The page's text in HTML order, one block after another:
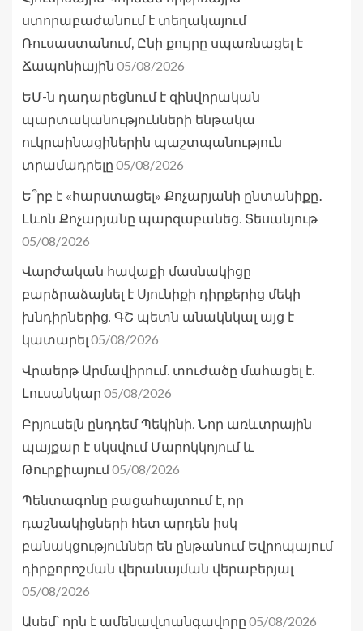
ստորաբաժանում է տեղակայում
Ռուսաստանում, Ընի քույրը սպառնացել է
Ճապոնիային 05/08/2026
ԵՄ-ն դադարեցնում է զինվորական
պարտականությունների ենթակա
ուկրաինացիներին պաշտպանություն
տրամադրելը 05/08/2026
Ե՞րբ է «հարստացել» Քոչարյանի ընտանիքը․
Լևոն Քոչարյանը պարզաբանեց. Տեսանյութ
05/08/2026
Վարժական հավաքի մասնակիցը
բարձրաձայնել է Սյունիքի դիրքերից մեկի
խնդիրներից. ԳՇ պետն անակնկալ այց է
կատարել 05/08/2026
Վրաերթ Արմավիրում. տուժածը մահացել է.
Լուսանկար 05/08/2026
Բրյուսելն ընդդեմ Պեկինի. Նոր առևտրային
պայքար է սկսվում Մարոկկոյում և
Թուրքիայում05/08/2026
Պենտագոնը բացահայտում է, որ
դաշնակիցների հետ արդեն իսկ
բանակցություններ են ընթանում Եվրոպայում
դիրքորոշման վերանայման վերաբերյալ
05/08/2026
Ասեմ՝ որն է ամենավտանգավորը 05/08/2026